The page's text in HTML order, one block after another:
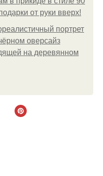
от руки вверх!
портрет
оверсайз
на деревянном